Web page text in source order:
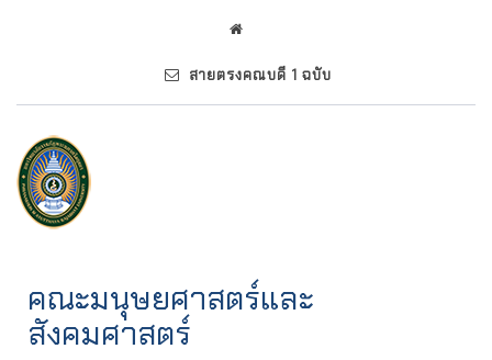
สายตรงคณบดี 1 ฉบับ
คณะมนุษยศาสตร์และ
สังคมศาสตร์